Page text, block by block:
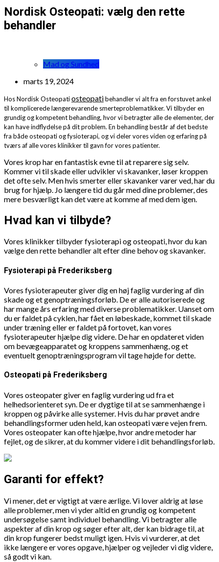
Nordisk Osteopati: vælg den rette
behandler
Mad og Sundhed
marts 19, 2024
Hos Nordisk Osteopatiosteopatibehandler vi alt fra en forstuvet ankel
til komplicerede længerevarende smerteproblematikker. Vi tilbyder en
grundig og kompetent behandling, hvor vi betragter alle de elementer, der
kan have indflydelse på dit problem. En behandling består af det bedste
fra både osteopati og fysioterapi, og vi deler vores viden og erfaring på
tværs af alle vores klinikker til gavn for vores patienter.
Vores krop har en fantastisk evne til at reparere sig selv.
Kommer vi til skade eller udvikler vi skavanker, løser kroppen
det ofte selv. Men hvis smerter eller skavanker varer ved, har du
brug for hjælp. Jo længere tid du går med dine problemer, des
mere besværligt kan det være at komme af med dem igen.
Hvad kan vi tilbyde?
Vores klinikker tilbyder fysioterapi og osteopati, hvor du kan
vælge den rette behandler alt efter dine behov og skavanker.
Fysioterapi på Frederiksberg
Vores fysioterapeuter giver dig en høj faglig vurdering af din
skade og et genoptræningsforløb. De er alle autoriserede og
har mange års erfaring med diverse problematikker. Uanset om
du er faldet på cyklen, har fået en løbeskade, kommet til skade
under træning eller er faldet på fortovet, kan vores
fysioterapeuter hjælpe dig videre. De har en opdateret viden
om bevægeapparatet og kroppens sammenhæng, og et
eventuelt genoptræningsprogram vil tage højde for dette.
Osteopati på Frederiksberg
Vores osteopater giver en faglig vurdering ud fra et
helhedsorienteret syn. De er dygtige til at se sammenhænge i
kroppen og påvirke alle systemer. Hvis du har prøvet andre
behandlingsformer uden held, kan osteopati være vejen frem.
Vores osteopater kan ofte hjælpe, hvor andre metoder har
fejlet, og de sikrer, at du kommer videre i dit behandlingsforløb.
Garanti for effekt?
Vi mener, det er vigtigt at være ærlige. Vi lover aldrig at løse
alle problemer, men vi yder altid en grundig og kompetent
undersøgelse samt individuel behandling. Vi betragter alle
aspekter af din krop og søger efter alt, der kan bidrage til, at
din krop fungerer bedst muligt igen. Hvis vi vurderer, at det
ikke længere er vores opgave, hjælper og vejleder vi dig videre,
så godt vi kan.